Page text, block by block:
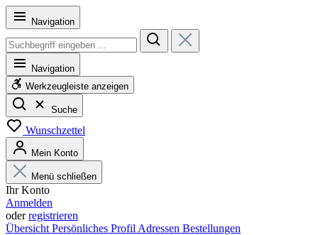
Navigation
Navigation
Werkzeugleiste anzeigen
Suche
Wunschzettel
Mein Konto
Menü schließen
Ihr Konto
Anmelden
oderregistrieren
Übersicht Persönliches Profil Adressen Bestellungen